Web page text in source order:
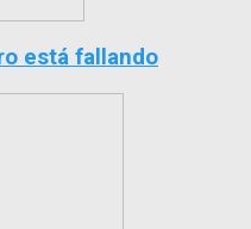
está fallando